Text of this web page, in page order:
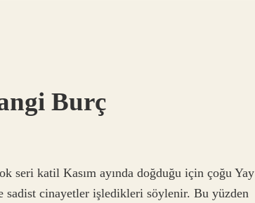
Burç
seri katil Kasım ayında doğduğu için çoğu Yay
sadist cinayetler işledikleri söylenir. Bu yüzden